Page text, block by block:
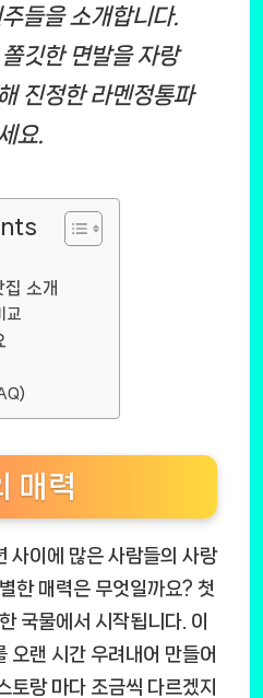
들을 소개합니다.
깃한 면발을 자랑
진정한 라멘정통파
요.
소개
교
매력
사이에 많은 사람들의 사랑
한 매력은 무엇일까요? 첫
국물에서 시작됩니다. 이
오랜 시간 우려내어 만들어
토랑 마다 조금씩 다르겠지